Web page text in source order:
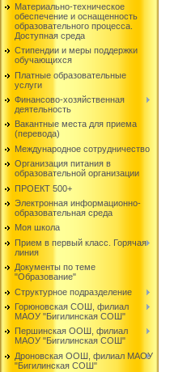
Материально-техническое
обеспечение и оснащенность
образовательного процесса.
Доступная среда
Стипендии и меры поддержки
обучающихся
Платные образовательные
услуги
Финансово-хозяйственная
деятельность
Вакантные места для приема
(перевода)
Международное сотрудничество
Организация питания в
образовательной организации
ПРОЕКТ 500+
Электронная информационно-
образовательная среда
Моя школа
Прием в первый класс. Горячая
линия
Документы по теме
"Образование"
Структурное подразделение
Горюновская СОШ, филиал
МАОУ "Бигилинская СОШ"
Першинская ООШ, филиал
МАОУ "Бигилинская СОШ"
Дроновская ООШ, филиал МАОУ
"Бигилинская СОШ"